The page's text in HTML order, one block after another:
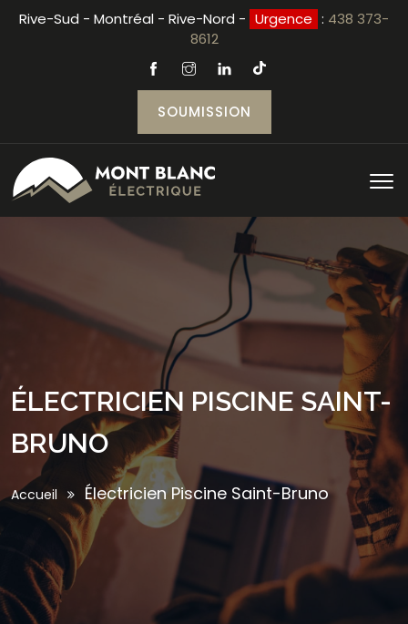
Rive-Sud - Montréal - Rive-Nord - Urgence : 438 373-
8612
SOUMISSION
ÉLECTRICIEN PISCINE SAINT-
BRUNO
Accueil Électricien Piscine Saint-Bruno